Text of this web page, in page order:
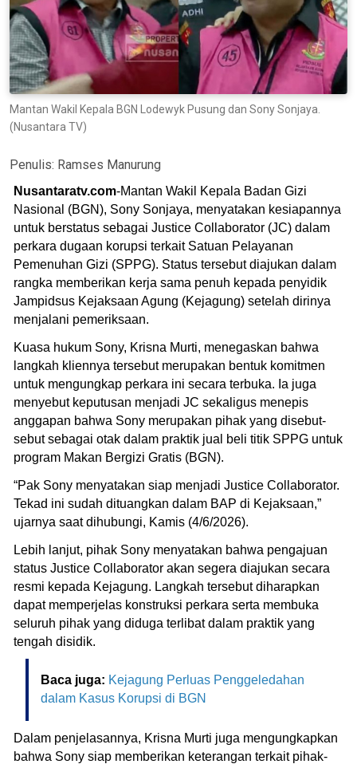
Mantan Wakil Kepala BGN Lodewyk Pusung dan Sony Sonjaya.
(Nusantara TV)
Penulis: Ramses Manurung
Nusantaratv.com-Mantan Wakil Kepala Badan Gizi
Nasional (BGN), Sony Sonjaya, menyatakan kesiapannya
untuk berstatus sebagai Justice Collaborator (JC) dalam
perkara dugaan korupsi terkait Satuan Pelayanan
Pemenuhan Gizi (SPPG). Status tersebut diajukan dalam
rangka memberikan kerja sama penuh kepada penyidik
Jampidsus Kejaksaan Agung (Kejagung) setelah dirinya
menjalani pemeriksaan.
Kuasa hukum Sony, Krisna Murti, menegaskan bahwa
langkah kliennya tersebut merupakan bentuk komitmen
untuk mengungkap perkara ini secara terbuka. Ia juga
menyebut keputusan menjadi JC sekaligus menepis
anggapan bahwa Sony merupakan pihak yang disebut-
sebut sebagai otak dalam praktik jual beli titik SPPG untuk
program Makan Bergizi Gratis (BGN).
“Pak Sony menyatakan siap menjadi Justice Collaborator.
Tekad ini sudah dituangkan dalam BAP di Kejaksaan,”
ujarnya saat dihubungi, Kamis (4/6/2026).
Lebih lanjut, pihak Sony menyatakan bahwa pengajuan
status Justice Collaborator akan segera diajukan secara
resmi kepada Kejagung. Langkah tersebut diharapkan
dapat memperjelas konstruksi perkara serta membuka
seluruh pihak yang diduga terlibat dalam praktik yang
tengah disidik.
Baca juga: Kejagung Perluas Penggeledahan
dalam Kasus Korupsi di BGN
Dalam penjelasannya, Krisna Murti juga mengungkapkan
bahwa Sony siap memberikan keterangan terkait pihak-